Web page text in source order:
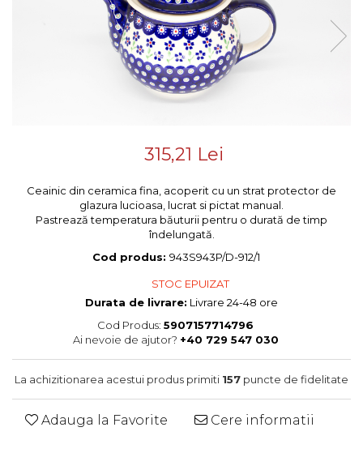
Recipiente depozitare
Colectia Forget-me-nots
Colectia Basket of Blue
Colectia Berries
Colectia Butterfly Dance
Colectia Morning Glory
Colectia Blue Sea
Colectia Wild Hearts
Colectia Blue Spring
315,21 Lei
Ceainic din ceramica fina, acoperit cu un strat protector de
glazura lucioasa, lucrat si pictat manual.
Pastrează temperatura băuturii pentru o durată de timp
îndelungată.
Cod produs: 943S943P/D-912/1
STOC EPUIZAT
Durata de livrare: Livrare 24-48 ore
Cod Produs: 5907157714796
Ai nevoie de ajutor? +40 729 547 030
La achizitionarea acestui produs primiti 157 puncte de fidelitate
Adauga la Favorite Cere informatii